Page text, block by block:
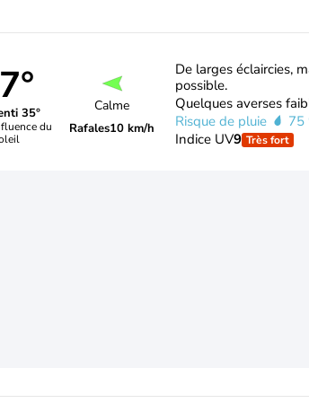
35°
du
Calme
Rafales10 km/h
De larges éclaircies,
possible.
Quelques averses
Risque de pluie
75
Indice UV9 Très fort